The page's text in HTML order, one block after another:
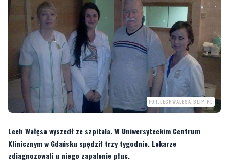
FOT.LECHWALESA.BLIP.PL
Lech Wałęsa wyszedł ze szpitala. W Uniwersyteckim Centrum
Klinicznym w Gdańsku spędził trzy tygodnie. Lekarze
zdiagnozowali u niego zapalenie płuc.